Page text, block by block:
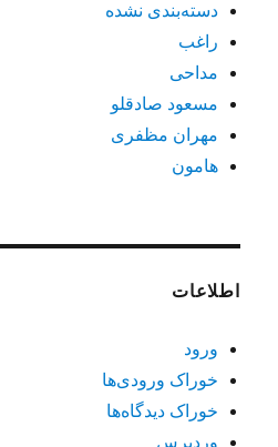
دسته‌بندی نشده
راغب
مداحی
مسعود صادقلو
مهران مظفری
هامون
اطلاعات
ورود
خوراک ورودی‌ها
خوراک دیدگاه‌ها
وردپرس